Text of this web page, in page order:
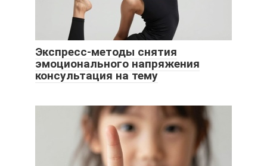
Экспресс-методы снятия
эмоционального напряжения
консультация на тему